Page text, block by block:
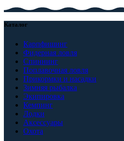
Каталог
Карпфишинг
Фидерная ловля
Спиннинг
Поплавочная ловля
Прикормки и насадки
Зимняя рыбалка
Экипировка
Кемпинг
Лодки
Аксессуары
Охота